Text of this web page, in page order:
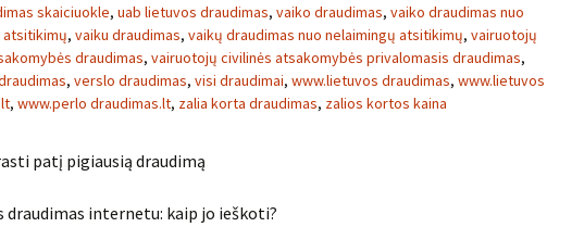
skaiciuokle, uab lietuvos draudimas, vaiko draudimas, vaiko draudimas nuo
atsitikimų, vaiku draudimas, vaikų draudimas nuo nelaimingų atsitikimų, vairuotojų
draudimas, vairuotojų civilinės atsakomybės privalomasis draudimas,
, verslo draudimas, visi draudimai, www.lietuvos draudimas, www.lietuvos
, www.perlo draudimas.lt, zalia korta draudimas, zalios kortos kaina
patį pigiausią draudimą
draudimas internetu: kaip jo ieškoti?